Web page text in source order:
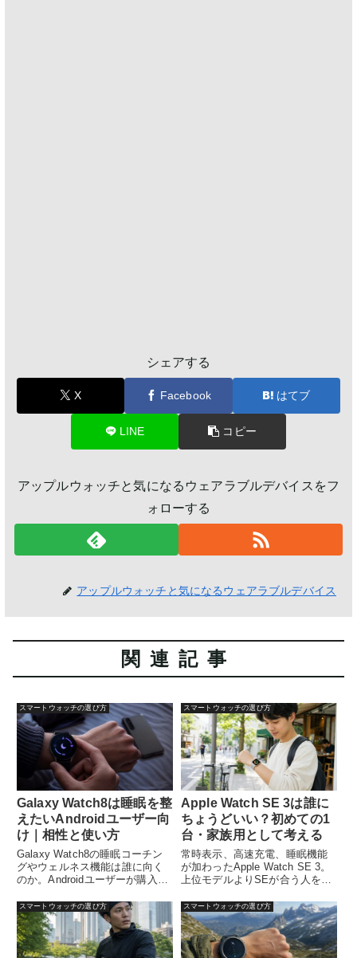
シェアする
X Facebook はてブ
LINE コピー
アップルウォッチと気になるウェアラブルデバイスをフ
ォローする
アップルウォッチと気になるウェアラブルデバイス
関連記事
スマートウォッチの選び方
Galaxy Watch8は睡眠を整
えたいAndroidユーザー向
け｜相性と使い方
Galaxy Watch8の睡眠コーチン
グやウェルネス機能は誰に向く
のか。Androidユーザーが購入前
スマートウォッチの選び方
Apple Watch SE 3は誰に
ちょうどいい？初めての1
台・家族用として考える
常時表示、高速充電、睡眠機能
が加わったApple Watch SE 3。
上位モデルよりSEが合う人を利
スマートウォッチの選び方 スマートウォッチの選び方